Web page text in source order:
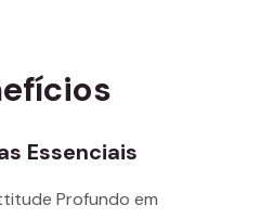
Essenciais
Profundo em